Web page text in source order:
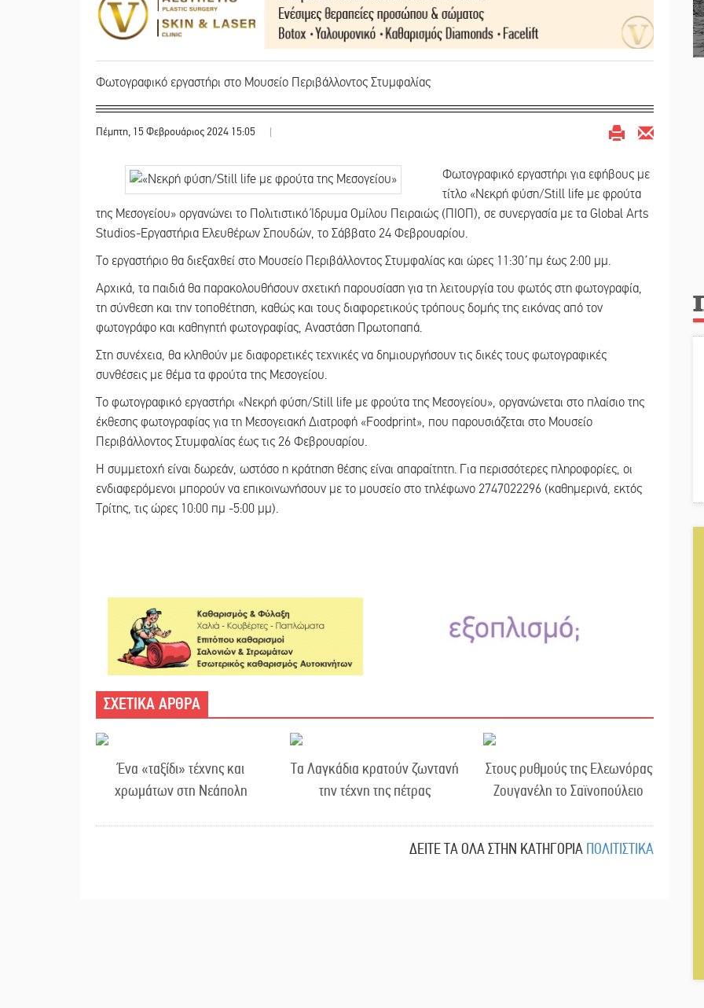
Φωτογραφικό εργαστήρι στο Μουσείο Περιβάλλοντος Στυμφαλίας
Πέμπτη, 15 Φεβρουάριος 2024 15:05 |
Φωτογραφικό εργαστήρι για εφήβους με
τίτλο «Νεκρή φύση/Still life με φρούτα
της Μεσογείου» οργανώνει το Πολιτιστικό Ίδρυμα Ομίλου Πειραιώς (ΠΙΟΠ), σε συνεργασία με τα Global Arts
Studios-Εργαστήρια Ελευθέρων Σπουδών, το Σάββατο 24 Φεβρουαρίου.
Το εργαστήριο θα διεξαχθεί στο Μουσείο Περιβάλλοντος Στυμφαλίας και ώρες 11:30΄πμ έως 2:00 μμ.
Αρχικά, τα παιδιά θα παρακολουθήσουν σχετική παρουσίαση για τη λειτουργία του φωτός στη φωτογραφία,
τη σύνθεση και την τοποθέτηση, καθώς και τους διαφορετικούς τρόπους δομής της εικόνας από τον
φωτογράφο και καθηγητή φωτογραφίας, Αναστάση Πρωτοπαπά.
Στη συνέχεια, θα κληθούν με διαφορετικές τεχνικές να δημιουργήσουν τις δικές τους φωτογραφικές
συνθέσεις με θέμα τα φρούτα της Μεσογείου.
Το φωτογραφικό εργαστήρι «Νεκρή φύση/Still life με φρούτα της Μεσογείου», οργανώνεται στο πλαίσιο της
έκθεσης φωτογραφίας για τη Μεσογειακή Διατροφή «Foodprint», που παρουσιάζεται στο Μουσείο
Περιβάλλοντος Στυμφαλίας έως τις 26 Φεβρουαρίου.
Η συμμετοχή είναι δωρεάν, ωστόσο η κράτηση θέσης είναι απαραίτητη. Για περισσότερες πληροφορίες, οι
ενδιαφερόμενοι μπορούν να επικοινωνήσουν με το μουσείο στο τηλέφωνο 2747022296 (καθημερινά, εκτός
Τρίτης, τις ώρες 10:00 πμ -5:00 μμ).
ΣΧΕΤΙΚΑ ΑΡΘΡΑ
Ένα «ταξίδι» τέχνης και
χρωμάτων στη Νεάπολη
Τα Λαγκάδια κρατούν ζωντανή
την τέχνη της πέτρας
Στους ρυθμούς της Ελεωνόρας
Ζουγανέλη το Σαϊνοπούλειο
ΔΕΙΤΕ ΤΑ ΟΛΑ ΣΤΗΝ ΚΑΤΗΓΟΡΙΑ ΠΟΛΙΤΙΣΤΙΚΑ